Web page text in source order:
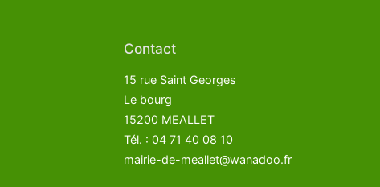
Contact
15 rue Saint Georges
Le bourg
15200 MEALLET
Tél. : 04 71 40 08 10
mairie-de-meallet@wanadoo.fr